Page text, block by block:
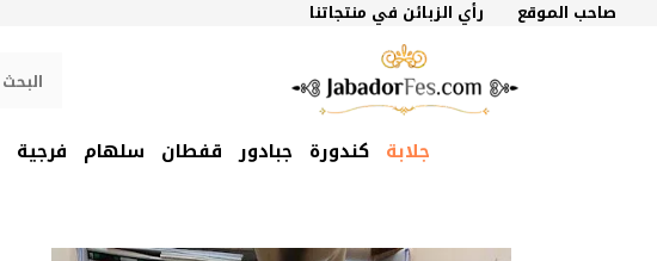
انتقلصاحب الموقع رأي الزبائن في منتجاتنا
جلابة كندورة جبادور قفطان سلهام فرجية